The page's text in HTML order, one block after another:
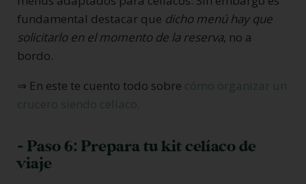
fundamental destacar que dicho menú hay que
solicitarlo en el momento de la reserva, no a
bordo.
⇒ En este te cuento todo sobre cómo organizar un
crucero siendo celíaco.
- Paso 6: Prepara tu kit celíaco de
viaje